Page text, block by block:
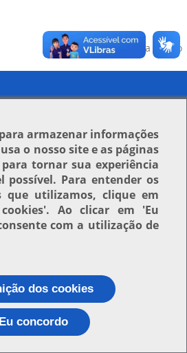
Voltar para o topo
para armazenar informações
o nosso site e as páginas
tornar sua experiência
possível. Para entender os
que utilizamos, clique em
. Ao clicar em 'Eu
com a utilização de